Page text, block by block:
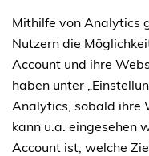
Mithilfe von Analytics
Nutzern die
Account und ihre
haben unter
Analytics, sobald ihre
kann u.a. eingesehen
Account ist, welche